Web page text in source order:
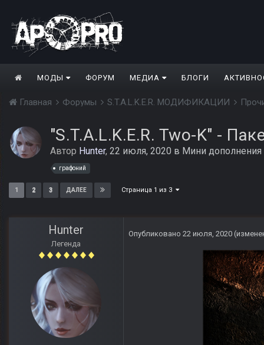
МОДЫ ФОРУМ МЕДИА БЛОГИ
Главная Форумы S.T.A.L.K.E.R. МОДИФИКАЦИИ
"S.T.A.L.K.E.R. Two-K" -
Автор Hunter, 22 июля, 2020 в Мини дополнения
графоний
1 2 3 ДАЛЕЕ Страница 1 из 3
Hunter
Легенда
Опубликовано 22 июля, 2020